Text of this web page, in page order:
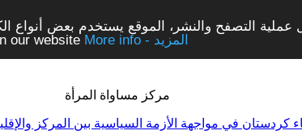
التصفح والنشر، الموقع يستخدم بعض أنواع
our website
More info - المزيد
مركز مساواة المرأة
كردستان في مواجهة الأزمة السياسية بين المركز